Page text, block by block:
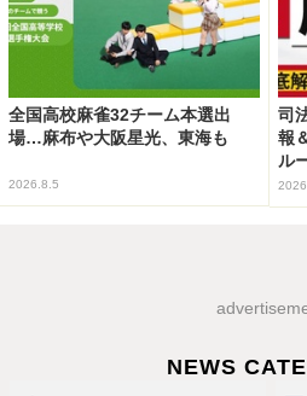
全国高校麻雀32チーム本選出
場…麻布や大阪星光、東海も
2026.8.5
司
報
ル
NEWS